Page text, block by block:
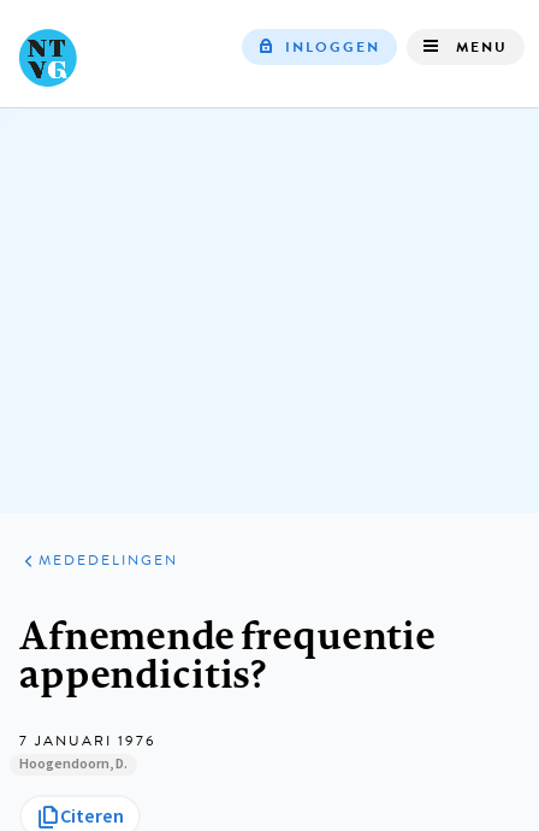
INLOGGEN MENU
ARTIKELEN
VARIA
MEDEDELINGEN
Afnemende frequentie
appendicitis?
7 JANUARI 1976
Hoogendoorn, D.
Citeren